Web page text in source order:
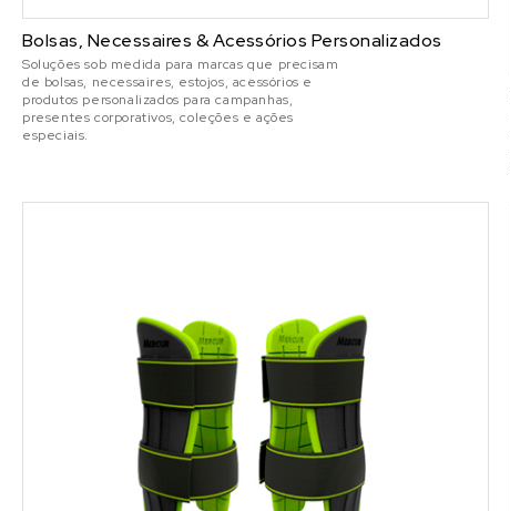
Bolsas, Necessaires & Acessórios Personalizados
Soluções sob medida para marcas que precisam
de bolsas, necessaires, estojos, acessórios e
produtos personalizados para campanhas,
presentes corporativos, coleções e ações
especiais.